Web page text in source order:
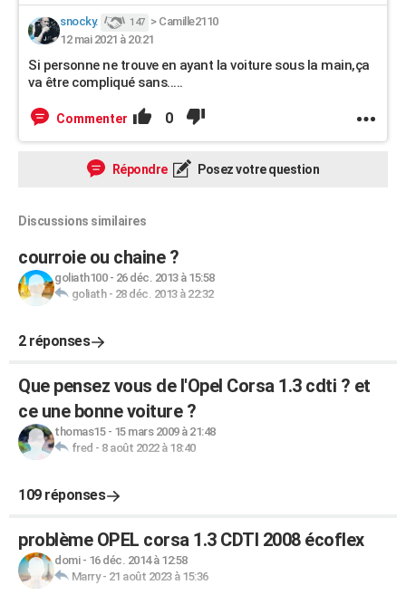
snocky. 147 > Camille2110
12 mai 2021 à 20:21
Si personne ne trouve en ayant la voiture sous la main,ça
va être compliqué sans.....
Commenter 0
Répondre Posez votre question
Discussions similaires
courroie ou chaine ?
goliath100- 26 déc. 2013 à 15:58
goliath- 28 déc. 2013 à 22:32
2 réponses
Que pensez vous de l'Opel Corsa 1.3 cdti ? et
ce une bonne voiture ?
thomas15- 15 mars 2009 à 21:48
fred - 8 août 2022 à 18:40
109 réponses
problème OPEL corsa 1.3 CDTI 2008 écoflex
domi- 16 déc. 2014 à 12:58
Marry- 21 août 2023 à 15:36